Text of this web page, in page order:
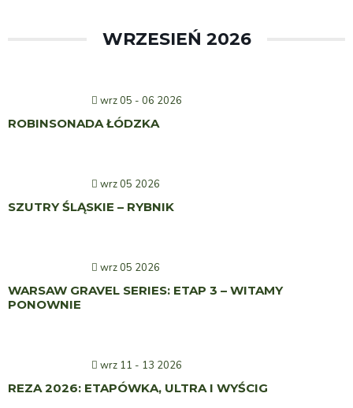
WRZESIEŃ 2026
wrz 05 - 06 2026
ROBINSONADA ŁÓDZKA
wrz 05 2026
SZUTRY ŚLĄSKIE – RYBNIK
wrz 05 2026
WARSAW GRAVEL SERIES: ETAP 3 – WITAMY
PONOWNIE
wrz 11 - 13 2026
REZA 2026: ETAPÓWKA, ULTRA I WYŚCIG